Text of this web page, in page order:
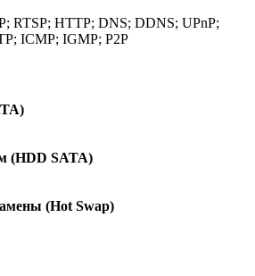
RTSP; HTTP; DNS; DDNS; UPnP;
ICMP; IGMP; P2P
(HDD SATA)
(Hot Swap)